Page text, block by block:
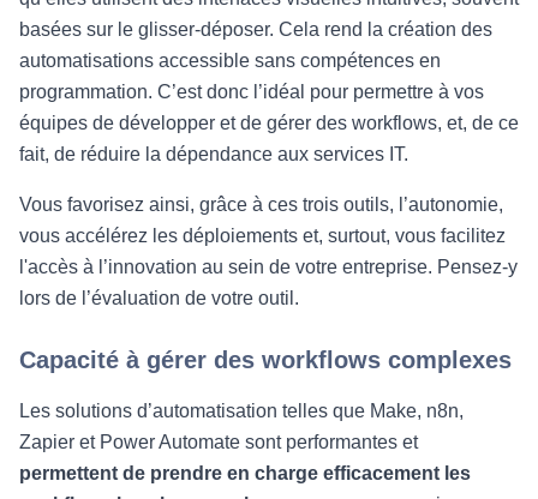
basées sur le glisser-déposer. Cela rend la création des
automatisations accessible sans compétences en
programmation. C’est donc l’idéal pour permettre à vos
équipes de développer et de gérer des workflows, et, de ce
fait, de réduire la dépendance aux services IT.
Vous favorisez ainsi, grâce à ces trois outils, l’autonomie,
vous accélérez les déploiements et, surtout, vous facilitez
l'accès à l’innovation au sein de votre entreprise. Pensez-y
lors de l’évaluation de votre outil.
Capacité à gérer des workflows complexes
Les solutions d’automatisation telles que Make, n8n,
Zapier et Power Automate sont performantes et
permettent de prendre en charge efficacement les